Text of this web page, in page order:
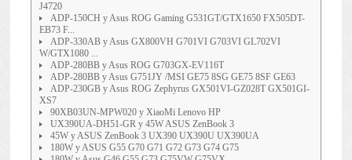
J4720
ADP-150CH y Asus ROG Gaming G531GT/GTX1650 FX505DT-
EB73 F...
ADP-330AB y Asus GX800VH G701VI G703VI GL702VI
W/GTX1080 ...
ADP-280BB y Asus ROG G703GX-EV116T
ADP-280BB y Asus G751JY /MSI GE75 8SG GE75 8SF GE63
ADP-230GB y Asus ROG Zephyrus GX501VI-GZ028T GX501GI-
XS7
90XB03UN-MPW020 y XiaoMi Lenovo HP
UX390UA-DH51-GR y 45W ASUS ZenBook 3
45W y ASUS ZenBook 3 UX390 UX390U UX390UA
180W y ASUS G55 G70 G71 G72 G73 G74 G75